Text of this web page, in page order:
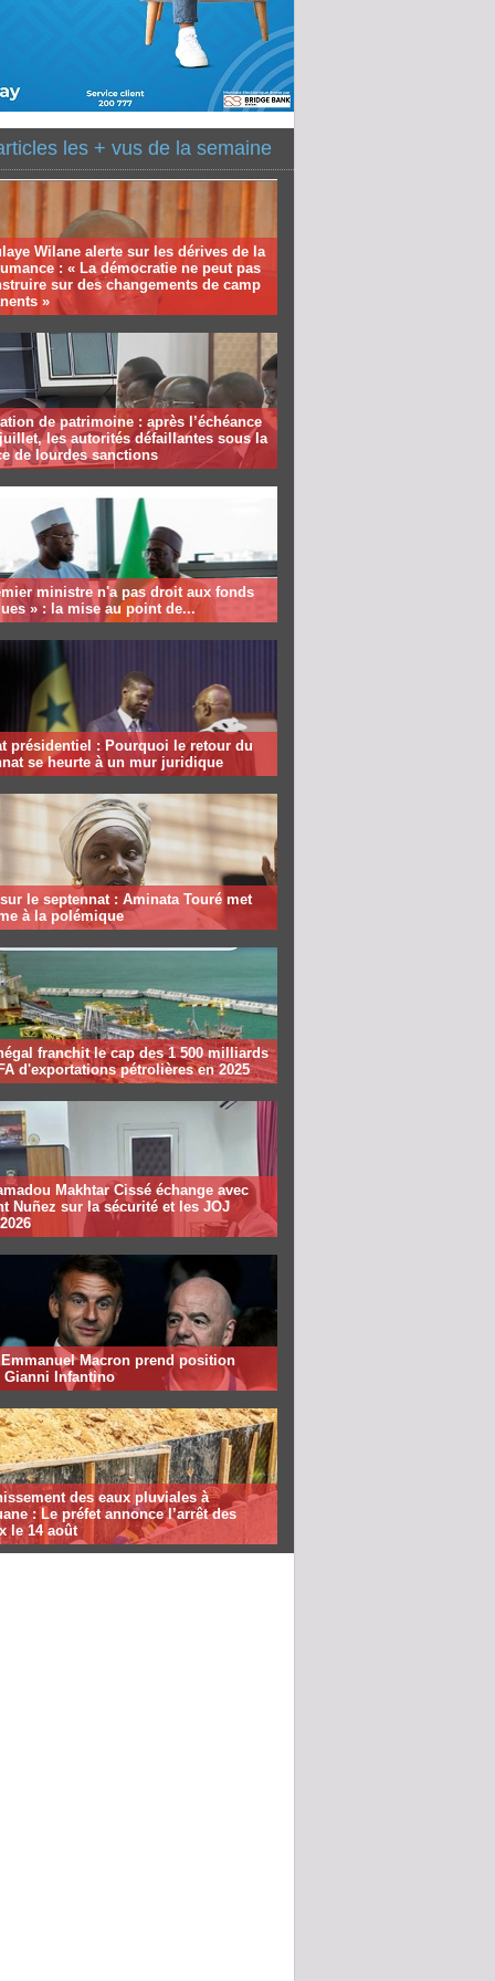
les + vus de la semaine
Wilane alerte sur les dérives de la
: « La démocratie ne peut pas
sur des changements de camp
»
de patrimoine : après l’échéance
les autorités défaillantes sous la
de lourdes sanctions
ministre n'a pas droit aux fonds
» : la mise au point de...
présidentiel : Pourquoi le retour du
se heurte à un mur juridique
le septennat : Aminata Touré met
à la polémique
franchit le cap des 1 500 milliards
d'exportations pétrolières en 2025
Makhtar Cissé échange avec
Nuñez sur la sécurité et les JOJ
Emmanuel Macron prend position
Gianni Infantino
des eaux pluviales à
: Le préfet annonce l’arrêt des
le 14 août